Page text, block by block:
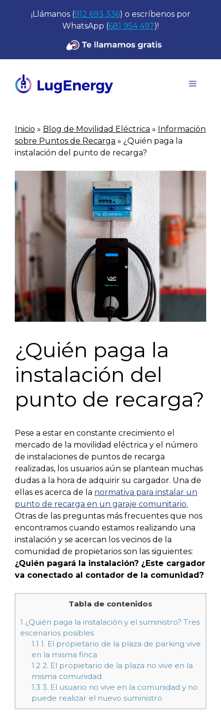
¡Llámanos (912 693 336) o escríbenos por
WhatsApp (681 954 497)!
Menú
Inicio » Blog de Movilidad Eléctrica » Información
sobre Puntos de Recarga » ¿Quién paga la
instalación del punto de recarga?
¿Quién paga la
instalación del
punto de recarga?
Pese a estar en constante crecimiento el
mercado de la movilidad eléctrica y el número
de instalaciones de puntos de recarga
realizadas, los usuarios aún se plantean muchas
dudas a la hora de adquirir su cargador. Una de
ellas es acerca de la normativa para instalar un
punto de recarga en un garaje comunitario.
Otras de las preguntas más frecuentes que nos
encontramos cuando estamos realizando una
instalación y se acercan los vecinos de la
comunidad de propietarios son las siguientes:
¿Quién pagará la instalación? ¿Este cargador
va conectado al contador de la comunidad?
Tabla de contenidos
1 ¿Quién paga la instalación y el suministro? Tres
escenarios posibles
1.1 1. El propietario de la plaza de parking vive
en la misma finca
1.22. El propietario de la plaza no vive en la
misma comunidad
1.3 3. El usuario no vive en la comunidad y no
puede realizar el nuevo suministro